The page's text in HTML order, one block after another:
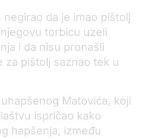
da je imao pištolj
torbicu uzeli
i da nisu pronašli
za pištolj saznao tek u
Matovića, koji
ispričao kako
hapšenja, između